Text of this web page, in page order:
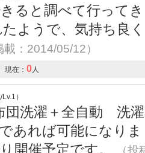
ると調べて行って
ようで、気持ち良
：2014/05/12）
現在： 0人
）
団洗濯＋全自動 洗
あれば可能になり
開催予定です。
（